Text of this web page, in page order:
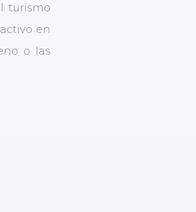
turismo
en
o las